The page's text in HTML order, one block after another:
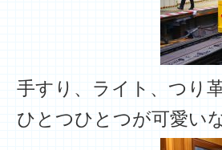
手すり、ライト、つり
ひとつひとつが可愛いな